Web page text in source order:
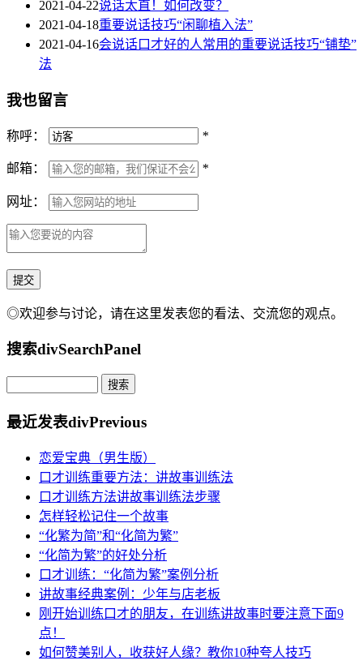
2021-04-22说话太直！如何改变？
2021-04-18重要说话技巧“闲聊植入法”
2021-04-16会说话口才好的人常用的重要说话技巧“铺垫”
法
我也留言
称呼： *
邮箱： *
网址：
◎欢迎参与讨论，请在这里发表您的看法、交流您的观点。
搜索divSearchPanel
最近发表divPrevious
恋爱宝典（男生版）
口才训练重要方法：讲故事训练法
口才训练方法讲故事训练法步骤
怎样轻松记住一个故事
“化繁为简”和“化简为繁”
“化简为繁”的好处分析
口才训练：“化简为繁”案例分析
讲故事经典案例：少年与店老板
刚开始训练口才的朋友，在训练讲故事时要注意下面9
点！
如何赞美别人，收获好人缘？教你10种夸人技巧